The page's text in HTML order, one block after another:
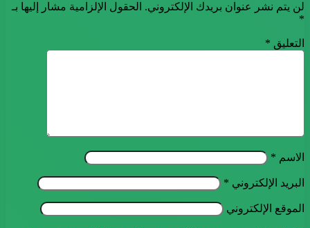
لن يتم نشر عنوان بريدك الإلكتروني. الحقول الإلزامية مشار إليها بـ
*
التعليق *
الاسم *
البريد الإلكتروني *
الموقع الإلكتروني